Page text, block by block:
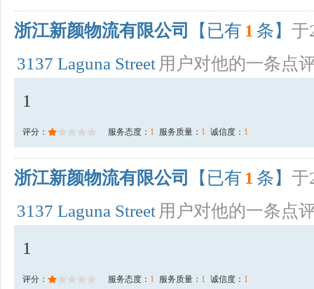
浙江新颜物流有限公司 【已有 1 条】 于
3137 Laguna Street 用户对他的一条点
1
评分： 服务态度： 1 服务质量： 1 诚信度： 1
浙江新颜物流有限公司 【已有 1 条】 于
3137 Laguna Street 用户对他的一条点
1
评分： 服务态度： 1 服务质量： 1 诚信度： 1